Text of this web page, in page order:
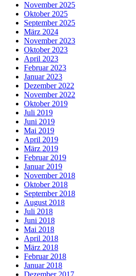
November 2025
Oktober 2025
September 2025
März 2024
November 2023
Oktober 2023
April 2023
Februar 2023
Januar 2023
Dezember 2022
November 2022
Oktober 2019
Juli 2019
Juni 2019
Mai 2019
April 2019
März 2019
Februar 2019
Januar 2019
November 2018
Oktober 2018
September 2018
August 2018
Juli 2018
Juni 2018
Mai 2018
April 2018
März 2018
Februar 2018
Januar 2018
Dezember 2017